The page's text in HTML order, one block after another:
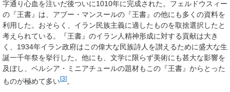
字通り心血を注いだ後ついに1010年に完成された。フェルドウスィー
の『王書』は、アブー・マンスールの『王書』の他にも多くの資料を
利用した。おそらく、イラン民族主義に適したものを取捨選択したと
考えられている。『王書』のイラン人精神形成に対する貢献は大き
く、1934年イラン政府はこの偉大な民族詩人を讃えるために盛大な生
誕一千年祭を挙行した。他にも、文学に限らず美術にも甚大な影響を
及ぼし、ペルシア・ミニアチュールの題材もこの『王書』からとった
ものが極めて多い[3]。